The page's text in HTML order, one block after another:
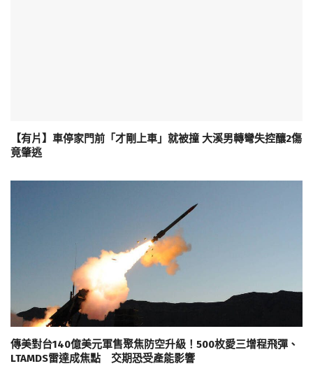
【有片】車停家門前「才剛上車」就被撞 大溪男轉彎失控釀2傷
竟肇逃
傳美對台140億美元軍售聚焦防空升級！500枚愛三增程飛彈、
LTAMDS雷達成焦點 交期恐受產能影響